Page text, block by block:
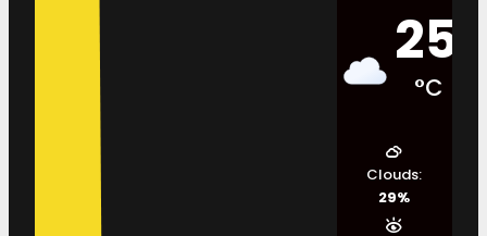
25
°C
Clouds:
29%